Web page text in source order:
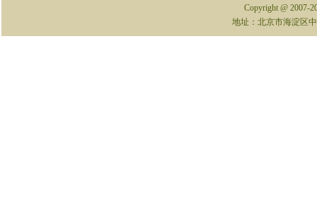
Copyright @ 2007-
地址：北京市海淀区